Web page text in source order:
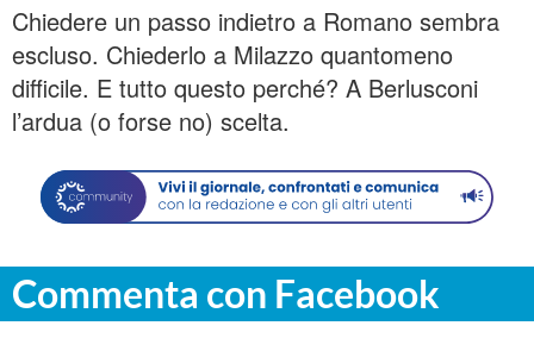
Chiedere un passo indietro a Romano sembra
escluso. Chiederlo a Milazzo quantomeno
difficile. E tutto questo perché? A Berlusconi
l’ardua (o forse no) scelta.
Commenta con Facebook